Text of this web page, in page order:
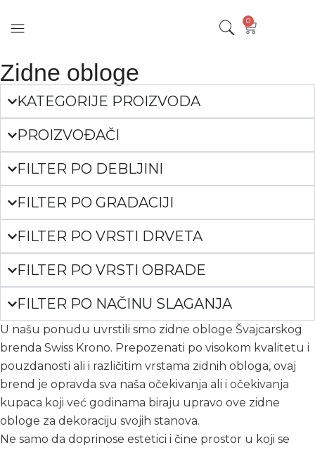
0
Zidne obloge
KATEGORIJE PROIZVODA
PROIZVOÐAČI
FILTER PO DEBLJINI
FILTER PO GRADACIJI
FILTER PO VRSTI DRVETA
FILTER PO VRSTI OBRADE
FILTER PO NAČINU SLAGANJA
U našu ponudu uvrstili smo zidne obloge Švajcarskog
brenda Swiss Krono. Prepozenati po visokom kvalitetu i
pouzdanosti ali i različitim vrstama zidnih obloga, ovaj
brend je opravda sva naša očekivanja ali i očekivanja
kupaca koji već godinama biraju upravo ove zidne
obloge za dekoraciju svojih stanova.
Ne samo da doprinose estetici i čine prostor u koji se